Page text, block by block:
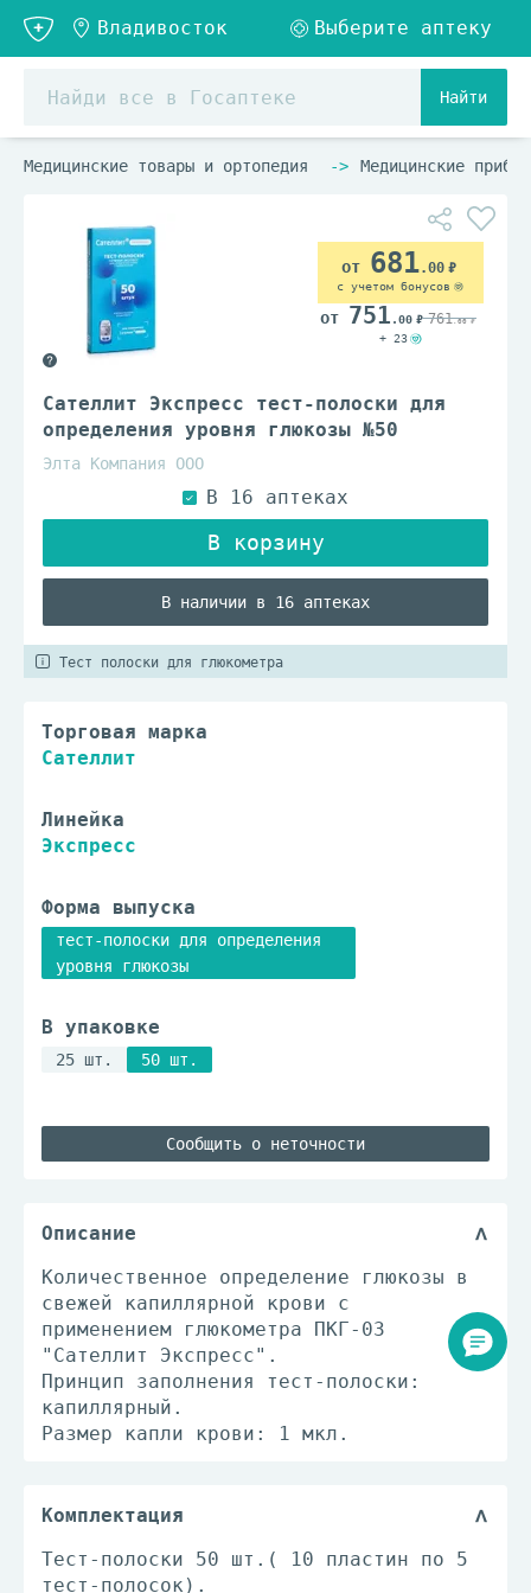
Найти
Медицинские товары и ортопедия Медицинские
Сателлит Экспресс тест-полоски для
определения уровня глюкозы №50
Элта Компания ООО
В наличии в 16 аптеках
681.00
с учетом бонусов
751 .00 761.00
+ 23
Тест полоски для глюкометра
Торговая марка
Сателлит
Линейка
Экспресс
Форма выпуска
тест-полоски для определения
уровня глюкозы
В упаковке
25 шт. 50 шт.
Сообщить о неточности
Описание
Количественное определение глюкозы в
свежей капиллярной крови с
применением глюкометра ПКГ-03
"Сателлит Экспресс".
Принцип заполнения тест-полоски:
капиллярный.
Размер капли крови: 1 мкл.
Комплектация
Тест-полоски 50 шт.( 10 пластин по 5
тест-полосок).